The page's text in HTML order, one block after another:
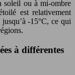
soleil ou à mi-ombre
est relativement
-15°C, ce qui
à différentes